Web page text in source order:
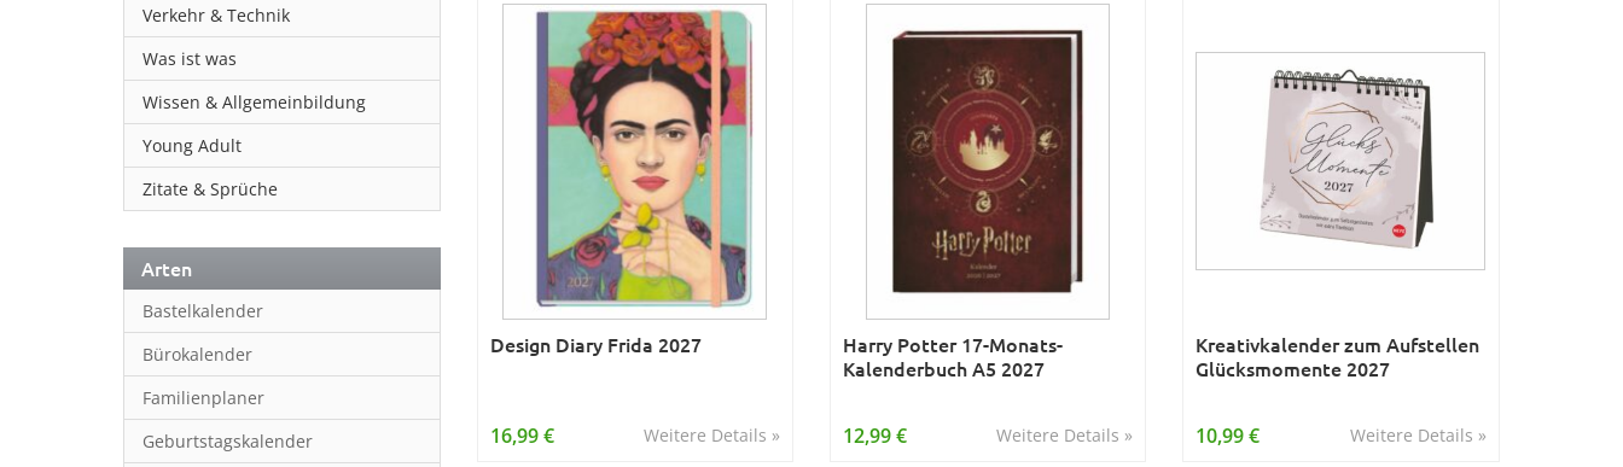
Verkehr & Technik
Was ist was
Wissen & Allgemeinbildung
Young Adult
Zitate & Sprüche
Arten
Bastelkalender
Bürokalender
Familienplaner
Geburtstagskalender
Design Diary Frida 2027
Weitere Details »
16,99 €
Harry Potter 17-Monats-
Kalenderbuch A5 2027
Weitere Details »
12,99 €
Kreativkalender zum Aufstellen
Glücksmomente 2027
Weitere Details »
10,99 €